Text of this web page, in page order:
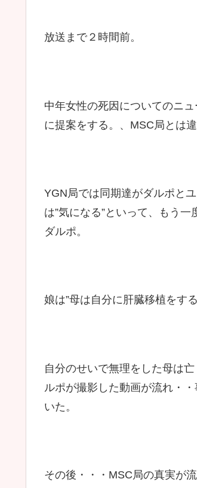
放送まで２時間前。
中年女性の死因についてのニ
に提案をする。、MSC局とは
YGN局では同期達がダルポと
は”気になる”といって、もう
ダルポ。
娘は”母は自分に肝臓移植をす
自分のせいで無理をした母は
ルポが撮影した動画が流れ・
いた。
その後・・・MSC局の真実が